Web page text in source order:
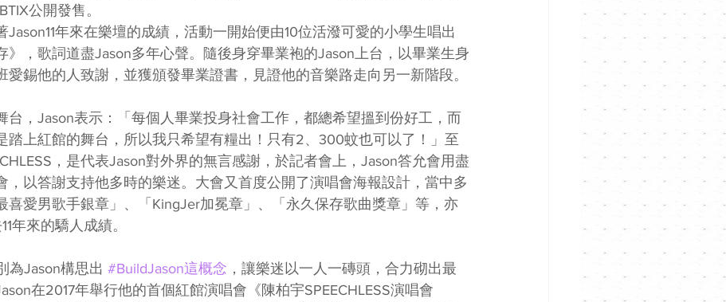
公開發售。
Jason11年來在樂壇的成績，活動一開始便由10位活潑可愛的小學生唱出
》，歌詞道盡Jason多年心聲。隨後身穿畢業袍的Jason上台，以畢業生身
愛錫他的人致謝，並獲頒發畢業證書，見證他的音樂路走向另一新階段。
台，Jason表示：「每個人畢業投身社會工作，都總希望搵到份好工，而
踏上紅館的舞台，所以我只希望有糧出！只有2、300蚊也可以了！」至
，是代表Jason對外界的無言感謝，於記者會上，Jason答允會用盡
，以答謝支持他多時的樂迷。大會又首度公開了演唱會海報設計，當中多
喜愛男歌手銀章」、「KingJer加冕章」、「永久保存歌曲獎章」等，亦
年來的驕人成績。
為Jason構思出 #BuildJason這概念 ，讓樂迷以一人一磚頭，合力砌出最
在2017年舉行他的首個紅館演唱會《陳柏宇SPEECHLESS演唱會